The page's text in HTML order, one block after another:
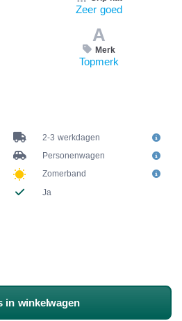
Zeer goed
A
Merk
Topmerk
2-3 werkdagen
Personenwagen
Zomerband
Ja
in winkelwagen